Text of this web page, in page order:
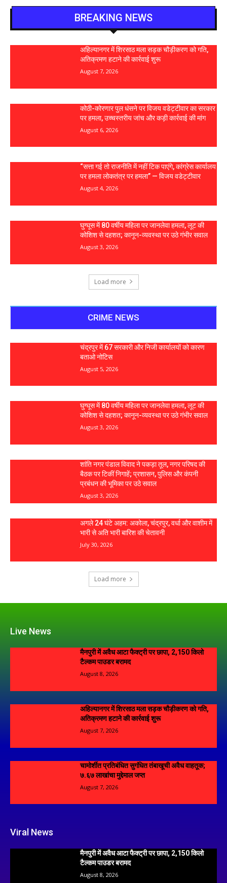
BREAKING NEWS
अहिल्यानगर में शिरसाठ मला सड़क चौड़ीकरण को गति,
अतिक्रमण हटाने की कार्रवाई शुरू
August 7, 2026
कोठी-कोरणार पुल धंसने पर विजय वडेट्टीवार का सरकार
पर हमला, उच्चस्तरीय जांच और कड़ी कार्रवाई की मांग
August 6, 2026
“सत्ता गई तो राजनीति में नहीं टिक पाएंगे, कांग्रेस कार्यालय
पर हमला लोकतंत्र पर हमला” — विजय वडेट्टीवार
August 4, 2026
घुग्घूस में 80 वर्षीय महिला पर जानलेवा हमला, लूट की
कोशिश से दहशत; कानून-व्यवस्था पर उठे गंभीर सवाल
August 3, 2026
Load more
CRIME NEWS
चंद्रपुर में 67 सरकारी और निजी कार्यालयों को कारण
बताओ नोटिस
August 5, 2026
घुग्घूस में 80 वर्षीय महिला पर जानलेवा हमला, लूट की
कोशिश से दहशत; कानून-व्यवस्था पर उठे गंभीर सवाल
August 3, 2026
शांति नगर पंडाल विवाद ने पकड़ा तूल, नगर परिषद की
बैठक पर टिकीं निगाहें; प्रशासन, पुलिस और कंपनी
प्रबंधन की भूमिका पर उठे सवाल
August 3, 2026
अगले 24 घंटे अहम: अकोला, चंद्रपुर, वर्धा और वाशीम में
भारी से अति भारी बारिश की चेतावनी
July 30, 2026
Load more
Live News
मैनपुरी में अवैध आटा फैक्ट्री पर छापा, 2,150 किलो
टैल्कम पाउडर बरामद
August 8, 2026
अहिल्यानगर में शिरसाठ मला सड़क चौड़ीकरण को गति,
अतिक्रमण हटाने की कार्रवाई शुरू
August 7, 2026
चामोर्शीत प्रतिबंधित सुगंधित तंबाखूची अवैध वाहतूक;
₹७.६७ लाखांचा मुद्देमाल जप्त
August 7, 2026
Viral News
मैनपुरी में अवैध आटा फैक्ट्री पर छापा, 2,150 किलो
टैल्कम पाउडर बरामद
August 8, 2026